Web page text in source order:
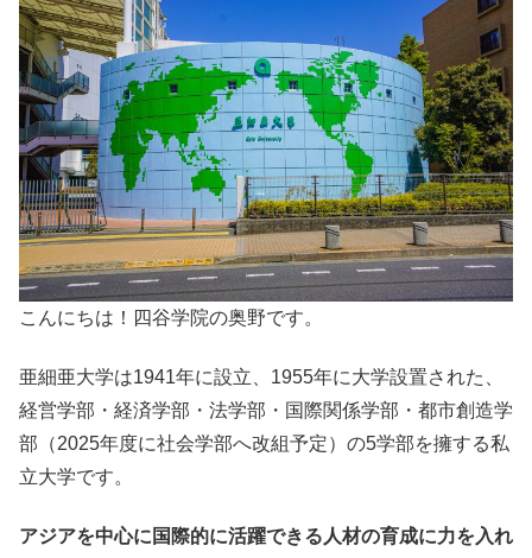
こんにちは！四谷学院の奥野です。
亜細亜大学は1941年に設立、1955年に大学設置された、
経営学部・経済学部・法学部・国際関係学部・都市創造学
部（2025年度に社会学部へ改組予定）の5学部を擁する私
立大学です。
アジアを中心に国際的に活躍できる人材の育成に力を入れ